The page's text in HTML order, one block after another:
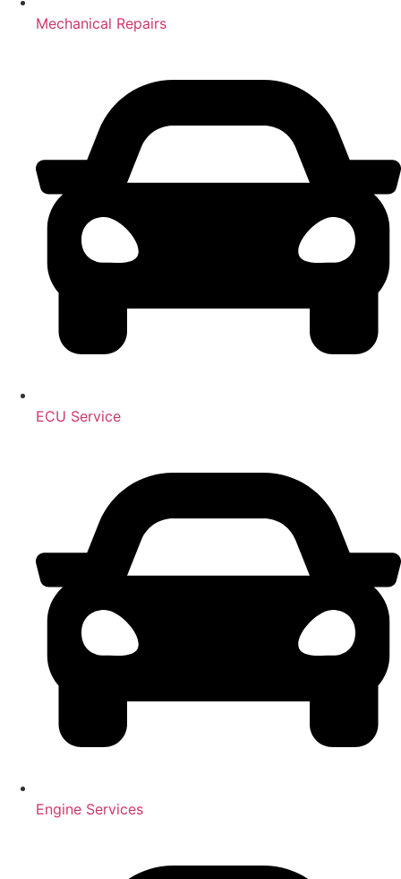
Mechanical Repairs
ECU Service
Engine Services